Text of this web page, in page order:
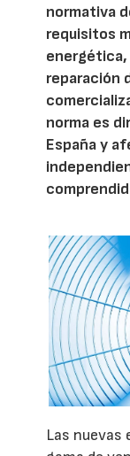
normativa
requisitos
reparación
norma es
España y
Las nuevas